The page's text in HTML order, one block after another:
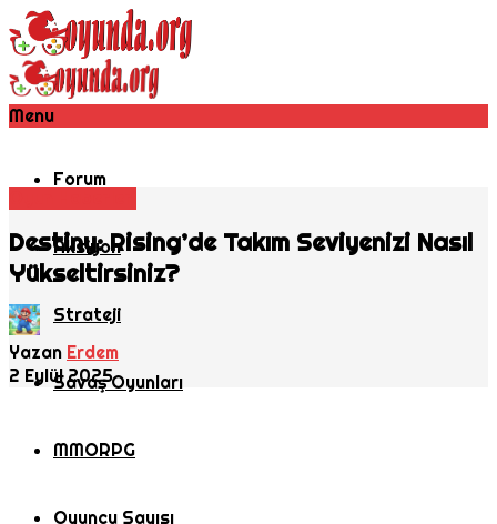
Menu
Forum
Aksiyon
Strateji
Savaş Oyunları
MMORPG
Oyuncu Sayısı
Destiny: Rising’de Takım Seviyenizi Nasıl
Yükseltirsiniz?
Yazan Erdem
2 Eylül 2025